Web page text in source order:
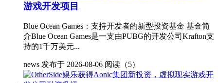
游戏开发项目
Blue Ocean Games：支持开发者的新型投资基金 基金简
介Blue Ocean Games是一支由PUBG的开发公司Krafton支
持的1千万美元...
news 发布于 2026-08-06 阅读（5）